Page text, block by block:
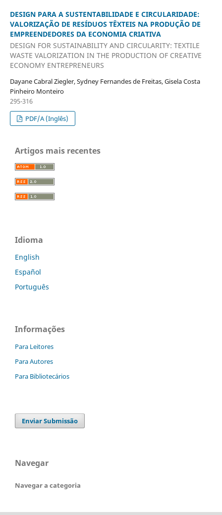
DESIGN PARA A SUSTENTABILIDADE E CIRCULARIDADE:
VALORIZAÇÃO DE RESÍDUOS TÊXTEIS NA PRODUÇÃO DE
EMPREENDEDORES DA ECONOMIA CRIATIVA
DESIGN FOR SUSTAINABILITY AND CIRCULARITY: TEXTILE
WASTE VALORIZATION IN THE PRODUCTION OF CREATIVE
ECONOMY ENTREPRENEURS
Dayane Cabral Ziegler, Sydney Fernandes de Freitas, Gisela Costa
Pinheiro Monteiro
295-316
PDF/A (Inglês)
Artigos mais recentes
Idioma
English
Español
Português
Informações
Para Leitores
Para Autores
Para Bibliotecários
Enviar Submissão
Navegar
Navegar a categoria